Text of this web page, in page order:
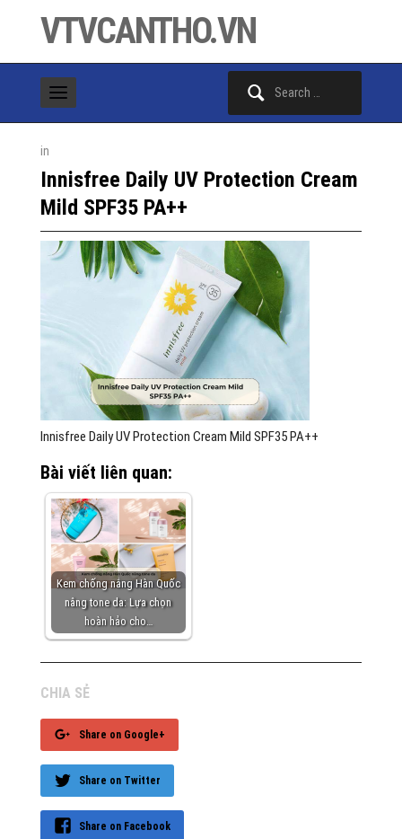
VTVCANTHO.VN
in
Innisfree Daily UV Protection Cream
Mild SPF35 PA++
Innisfree Daily UV Protection Cream Mild SPF35 PA++
Bài viết liên quan:
Kem chống nắng Hàn Quốc
nâng tone da: Lựa chọn
hoàn hảo cho…
CHIA SẺ
Share on Google+
Share on Twitter
Share on Facebook